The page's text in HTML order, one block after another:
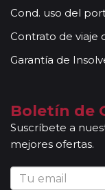
locales que
grupos son
portugués),
viaje un
guía-
paseos
deben
persona en
Cond. uso del
Contrato de viaje
Garantía de
Boletín de
Suscríbete a
mejores ofertas.